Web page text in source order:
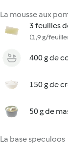
La mousse aux
3 feuilles
(1,9 g/
400 g de
150 g de
50 g de
La base speculoos